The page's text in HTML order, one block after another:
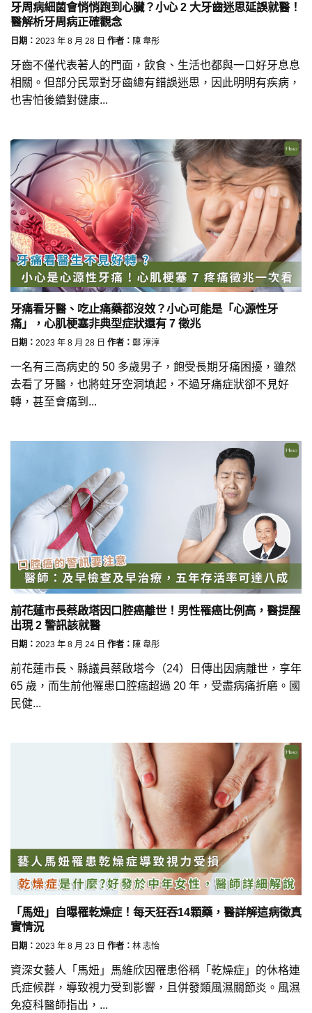
牙周病細菌會悄悄跑到心臟？小心 2 大牙齒迷思延誤就醫！
醫解析牙周病正確觀念
日期： 2023 年 8 月 28 日 作者： 陳 韋彤
牙齒不僅代表著人的門面，飲食、生活也都與一口好牙息息
相關。但部分民眾對牙齒總有錯誤迷思，因此明明有疾病，
也害怕後續對健康...
牙痛看牙醫、吃止痛藥都沒效？小心可能是「心源性牙
痛」，心肌梗塞非典型症狀還有 7 徵兆
日期： 2023 年 8 月 28 日 作者： 鄭 淳淳
一名有三高病史的 50 多歲男子，飽受長期牙痛困擾，雖然
去看了牙醫，也將蛀牙空洞填起，不過牙痛症狀卻不見好
轉，甚至會痛到...
前花蓮市長蔡啟塔因口腔癌離世！男性罹癌比例高，醫提醒
出現 2 警訊該就醫
日期： 2023 年 8 月 24 日 作者： 陳 韋彤
前花蓮市長、縣議員蔡啟塔今（24）日傳出因病離世，享年
65 歲，而生前他罹患口腔癌超過 20 年，受盡病痛折磨。國
民健...
「馬妞」自曝罹乾燥症！每天狂吞14顆藥，醫詳解這病徵真
實情況
日期： 2023 年 8 月 23 日 作者： 林 志怡
資深女藝人「馬妞」馬維欣因罹患俗稱「乾燥症」的休格連
氏症候群，導致視力受到影響，且併發類風濕關節炎。風濕
免疫科醫師指出，...